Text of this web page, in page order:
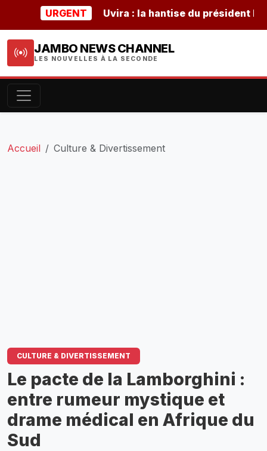
URGENT Uvira : la hantise du président
JAMBO NEWS CHANNEL
LES NOUVELLES À LA SECONDE
Accueil Culture & Divertissement
CULTURE & DIVERTISSEMENT
Le pacte de la Lamborghini :
entre rumeur mystique et
drame médical en Afrique du
Sud